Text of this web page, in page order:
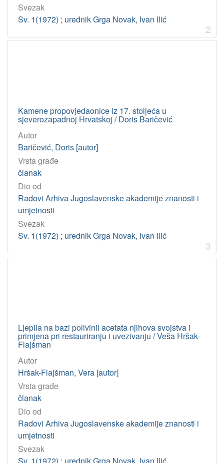
Svezak
Sv. 1(1972) ; urednik Grga Novak, Ivan Ilić
2
Kamene propovjedaonice iz 17. stoljeća u
sjeverozapadnoj Hrvatskoj / Doris Baričević
Autor
Baričević, Doris [autor]
Vrsta građe
članak
Dio od
Radovi Arhiva Jugoslavenske akademije znanosti i
umjetnosti
Svezak
Sv. 1(1972) ; urednik Grga Novak, Ivan Ilić
3
Ljepila na bazi polivinil acetata njihova svojstva i
primjena pri restauriranju i uvezivanju / Veša Hršak-
Flajšman
Autor
Hršak-Flajšman, Vera [autor]
Vrsta građe
članak
Dio od
Radovi Arhiva Jugoslavenske akademije znanosti i
umjetnosti
Svezak